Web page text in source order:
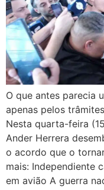
O que antes parecia
apenas pelos
Nesta quarta-feira
Ander Herrera
o acordo que o
mais: Independiente
em avião A guerra